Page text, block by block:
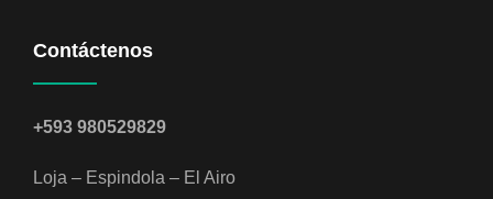
Contáctenos
+593 980529829
Loja – Espindola – El Airo